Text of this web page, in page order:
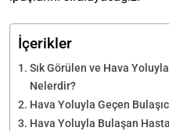
İçerikler
Sık Görülen ve Hava
Nelerdir?
Hava Yoluyla Geçen
Hava Yoluyla Bulaşan